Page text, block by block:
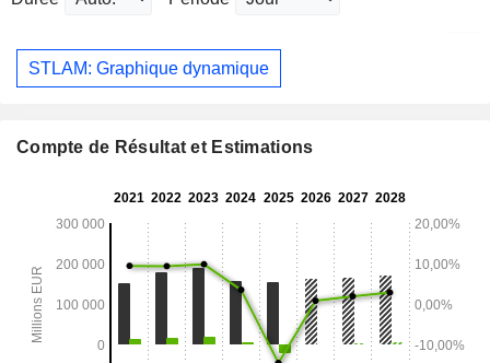
STLAM: Graphique dynamique
Compte de Résultat et Estimations